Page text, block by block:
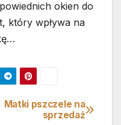
okien do
który wpływa na
Matki pszczele na
sprzedaż